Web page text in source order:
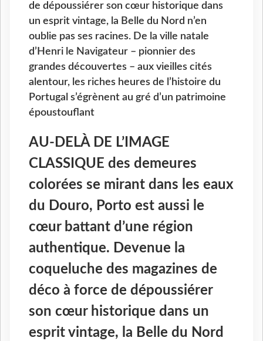
de dépoussiérer son cœur historique dans
un esprit vintage, la Belle du Nord n’en
oublie pas ses racines. De la ville natale
d’Henri le Navigateur – pionnier des
grandes découvertes – aux vieilles cités
alentour, les riches heures de l’histoire du
Portugal s’égrènent au gré d’un patrimoine
époustouflant
AU-DELÀ DE L’IMAGE
CLASSIQUE des demeures
colorées se mirant dans les eaux
du Douro, Porto est aussi le
cœur battant d’une région
authentique. Devenue la
coqueluche des magazines de
déco à force de dépoussiérer
son cœur historique dans un
esprit vintage, la Belle du Nord